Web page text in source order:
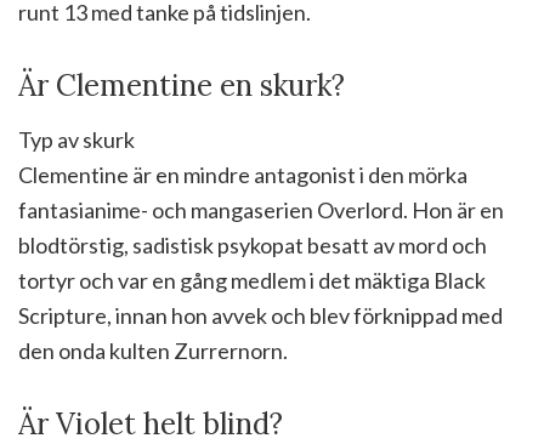
runt 13 med tanke på tidslinjen.
Är Clementine en skurk?
Typ av skurk
Clementine är en mindre antagonist i den mörka
fantasianime- och mangaserien Overlord. Hon är en
blodtörstig, sadistisk psykopat besatt av mord och
tortyr och var en gång medlem i det mäktiga Black
Scripture, innan hon avvek och blev förknippad med
den onda kulten Zurrernorn.
Är Violet helt blind?